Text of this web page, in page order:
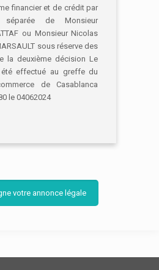
financier et de crédit par
de Monsieur
ou Monsieur Nicolas
sous réserve des
la deuxième décision Le
effectué au greffe du
de Casablanca
le 04062024
votre annonce légale